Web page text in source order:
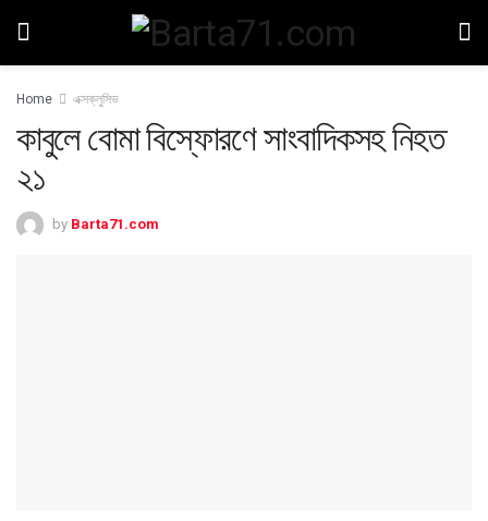
Home এক্সক্লুসিভ
কাবুলে বোমা বিস্ফোরণে সাংবাদিকসহ নিহত
২১
by Barta71.com